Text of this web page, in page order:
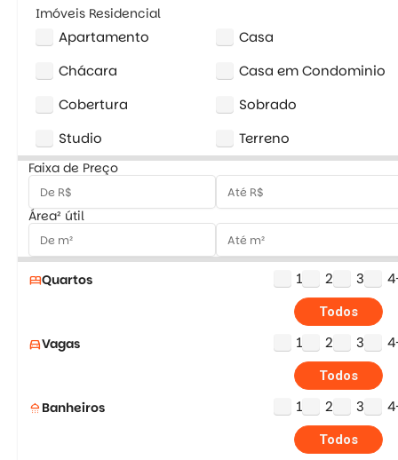
Imóveis Residencial
Apartamento
Casa
Chácara
Casa em Condominio
Cobertura
Sobrado
Studio
Terreno
Faixa de Preço
Área² útil
bedQuartos 1 2 3
Todos
directions_carVagas 1 2 3
Todos
shower Banheiros 1 2 3
Todos